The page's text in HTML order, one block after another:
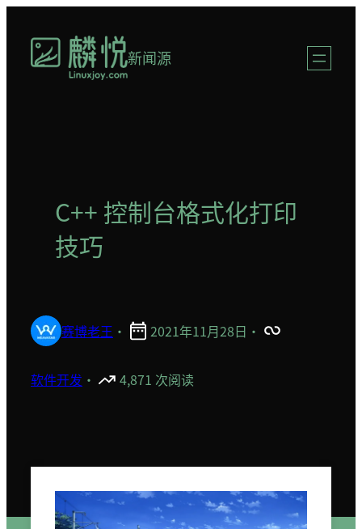
新闻源
C++ 控制台格式化打印
技巧
赛博老王 · 2021年11月28日 ·
软件开发 · 4,871 次阅读